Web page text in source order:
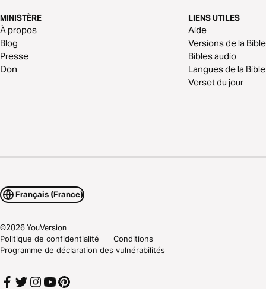
MINISTÈRE
À propos
Blog
Presse
Don
LIENS UTILES
Aide
Versions de la Bible
Bibles audio
Langues de la Bible
Verset du jour
Français (France)
©2026YouVersion
Politique de confidentialité
Conditions
Programme de déclaration des vulnérabilités